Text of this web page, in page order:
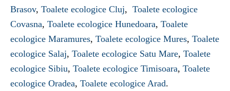
Brasov, Toalete ecologice Cluj, Toalete ecologice
Covasna, Toalete ecologice Hunedoara, Toalete
ecologice Maramures, Toalete ecologice Mures, Toalete
ecologice Salaj, Toalete ecologice Satu Mare, Toalete
ecologice Sibiu, Toalete ecologice Timisoara, Toalete
ecologice Oradea, Toalete ecologice Arad.